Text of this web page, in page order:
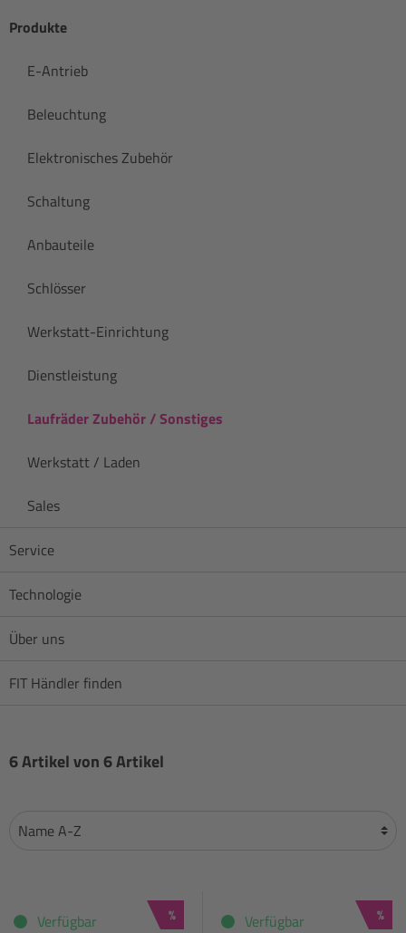
Produkte
E-Antrieb
Beleuchtung
Elektronisches Zubehör
Schaltung
Anbauteile
Schlösser
Werkstatt-Einrichtung
Dienstleistung
Laufräder Zubehör / Sonstiges
Werkstatt / Laden
Sales
Service
Technologie
Über uns
FIT Händler finden
6 Artikel von 6 Artikel
Rabatt
%
Verfügbar %
Verfügbar